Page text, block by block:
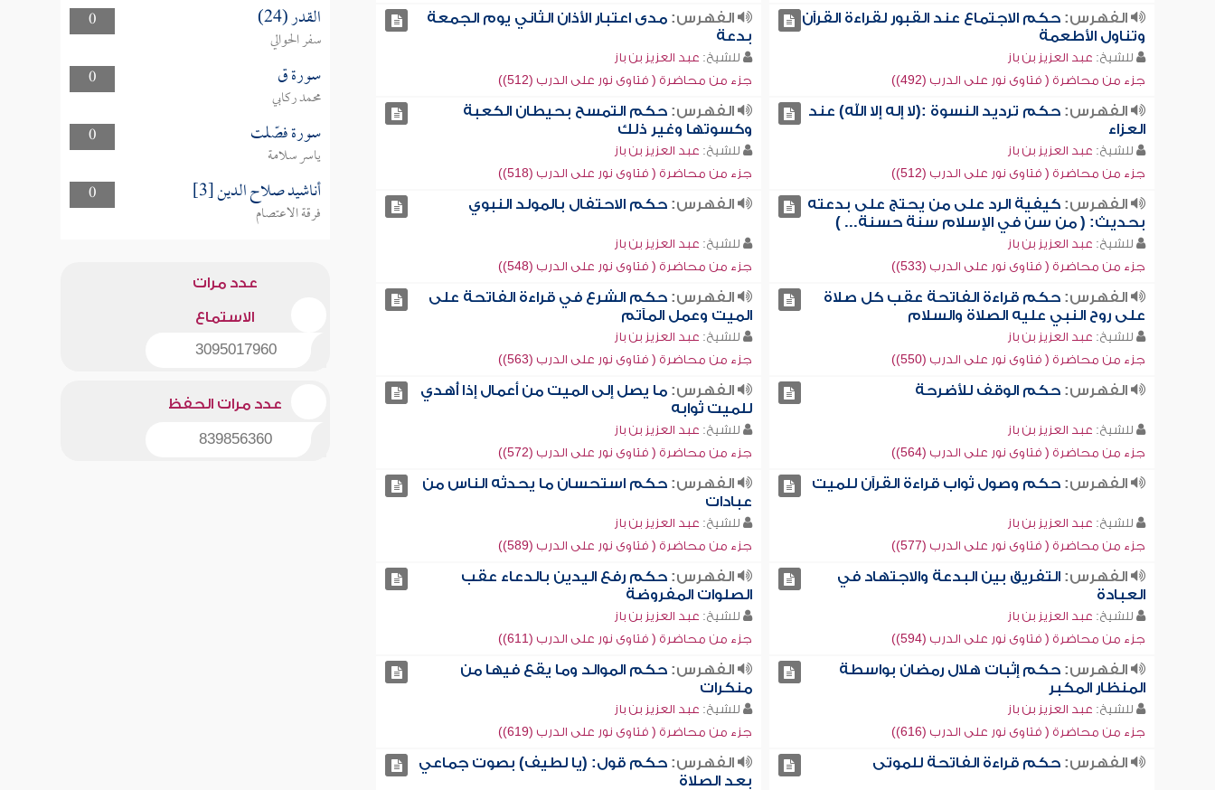
الفهرس:حكم الاجتماع عند القبور لقراءة القرآن
وتناول الأطعمة
للشيخ: عبد العزيز بن باز
جزء من محاضرة ( فتاوى نور على الدرب (492))
الفهرس: مدى اعتبار الأذان الثاني يوم الجمعة
بدعة
للشيخ: عبد العزيز بن باز
جزء من محاضرة ( فتاوى نور على الدرب (512))
الفهرس:حكم ترديد النسوة :(لا إله إلا الله) عند
العزاء
للشيخ: عبد العزيز بن باز
جزء من محاضرة ( فتاوى نور على الدرب (512))
الفهرس: حكم التمسح بحيطان الكعبة
وكسوتها وغير ذلك
للشيخ: عبد العزيز بن باز
جزء من محاضرة ( فتاوى نور على الدرب (518))
الفهرس:كيفية الرد على من يحتج على بدعته
بحديث: ( من سن في الإسلام سنة حسنة... )
للشيخ: عبد العزيز بن باز
جزء من محاضرة ( فتاوى نور على الدرب (533))
الفهرس: حكم الاحتفال بالمولد النبوي
للشيخ: عبد العزيز بن باز
جزء من محاضرة ( فتاوى نور على الدرب (548))
الفهرس:حكم قراءة الفاتحة عقب كل صلاة
على روح النبي عليه الصلاة والسلام
للشيخ: عبد العزيز بن باز
جزء من محاضرة ( فتاوى نور على الدرب (550))
الفهرس: حكم الشرع في قراءة الفاتحة على
الميت وعمل المآتم
للشيخ: عبد العزيز بن باز
جزء من محاضرة ( فتاوى نور على الدرب (563))
الفهرس:حكم الوقف للأضرحة
للشيخ: عبد العزيز بن باز
جزء من محاضرة ( فتاوى نور على الدرب (564))
الفهرس: ما يصل إلى الميت من أعمال إذا أُهدي
للميت ثوابه
للشيخ: عبد العزيز بن باز
جزء من محاضرة ( فتاوى نور على الدرب (572))
الفهرس:حكم وصول ثواب قراءة القرآن للميت
للشيخ: عبد العزيز بن باز
جزء من محاضرة ( فتاوى نور على الدرب (577))
الفهرس: حكم استحسان ما يحدثه الناس من
عبادات
للشيخ: عبد العزيز بن باز
جزء من محاضرة ( فتاوى نور على الدرب (589))
الفهرس:التفريق بين البدعة والاجتهاد في
العبادة
للشيخ: عبد العزيز بن باز
جزء من محاضرة ( فتاوى نور على الدرب (594))
الفهرس: حكم رفع اليدين بالدعاء عقب
الصلوات المفروضة
للشيخ: عبد العزيز بن باز
جزء من محاضرة ( فتاوى نور على الدرب (611))
الفهرس:حكم إثبات هلال رمضان بواسطة
المنظار المكبر
للشيخ: عبد العزيز بن باز
جزء من محاضرة ( فتاوى نور على الدرب (616))
الفهرس: حكم الموالد وما يقع فيها من
منكرات
للشيخ: عبد العزيز بن باز
جزء من محاضرة ( فتاوى نور على الدرب (619))
الفهرس:حكم قراءة الفاتحة للموتى الفهرس: حكم قول: (يا لطيف) بصوت جماعي
بعد الصلاة
0
القدر (24)
سفر الحوالي
0
سورة ق
محمد ركابي
0
سورة فصّلت
ياسر سلامة
0
أناشيد صلاح الدين [3]
فرقة الاعتصام
عدد مرات
الاستماع
3095017960
عدد مرات الحفظ
839856360